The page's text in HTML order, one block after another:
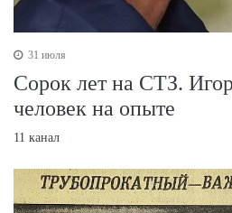
31 июля
Сорок лет на СТЗ.
человек на опыте
11 канал